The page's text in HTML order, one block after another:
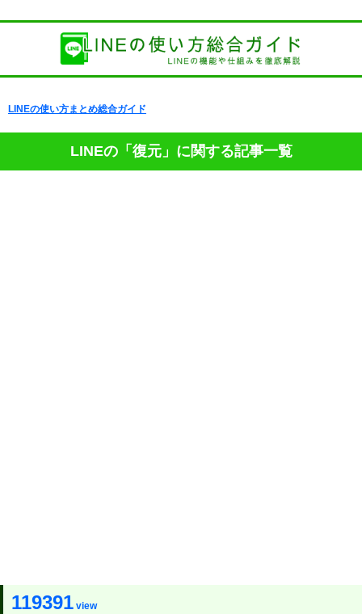
LINEの使い方まとめ総合ガイド
LINEの「復元」に関する記事一覧
119391 view